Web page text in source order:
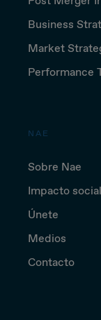
Business
Market
Performance
NAE
Sobre Nae
Impacto social
Únete
Medios
Contacto